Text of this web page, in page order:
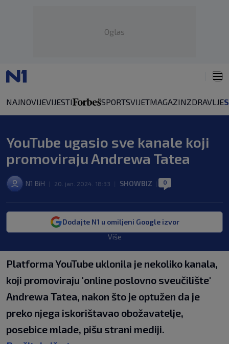
Oglas
NAJNOVIJEVIJESTI SPORTSVIJETMAGAZINZDRAVLJE
YouTube ugasio sve kanale koji
promoviraju Andrewa Tatea
N1 BiH 20. jan. 2024. 18:33 SHOWBIZ 0
Dodajte N1 u omiljeni Google izvor
Više
Platforma YouTube uklonila je nekoliko kanala,
koji promoviraju 'online poslovno sveučilište'
Andrewa Tatea, nakon što je optužen da je
preko njega iskorištavao obožavatelje,
posebice mlade, pišu strani mediji.